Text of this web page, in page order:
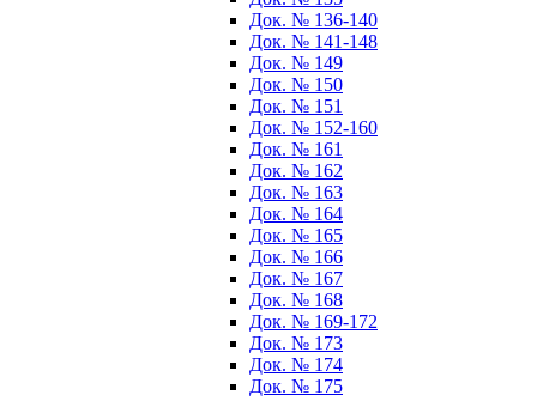
Док. № 136-140
Док. № 141-148
Док. № 149
Док. № 150
Док. № 151
Док. № 152-160
Док. № 161
Док. № 162
Док. № 163
Док. № 164
Док. № 165
Док. № 166
Док. № 167
Док. № 168
Док. № 169-172
Док. № 173
Док. № 174
Док. № 175